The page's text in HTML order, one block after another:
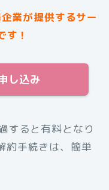
業が提供するサー
す！
し込み
すると有料となり
約手続きは、簡単